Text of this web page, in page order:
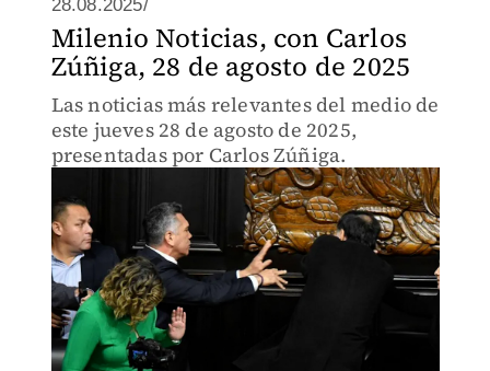
28.08.2025/
Milenio Noticias, con Carlos
Zúñiga, 28 de agosto de 2025
Las noticias más relevantes del medio de
este jueves 28 de agosto de 2025,
presentadas por Carlos Zúñiga.